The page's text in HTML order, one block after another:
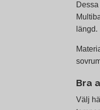
längd.
Bra
Välj